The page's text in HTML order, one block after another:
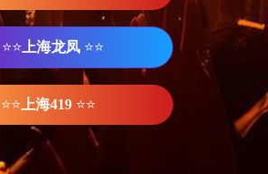
⭐⭐ 上海龙凤 ⭐⭐
⭐⭐ 上海419 ⭐⭐